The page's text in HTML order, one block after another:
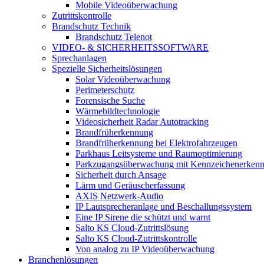
Mobile Videoüberwachung
Zutrittskontrolle
Brandschutz Technik
Brandschutz Telenot
VIDEO- & SICHERHEITSSOFTWARE
Sprechanlagen
Spezielle Sicherheitslösungen
Solar Videoüberwachung
Perimeterschutz
Forensische Suche
Wärmebildtechnologie
Videosicherheit Radar Autotracking​
Brandfrüherkennung
Brandfrüherkennung bei Elektrofahrzeugen
Parkhaus Leitsysteme und Raumoptimierung
Parkzugangsüberwachung mit
Sicherheit durch Ansage
Lärm und Geräuscherfassung
AXIS Netzwerk-Audio
IP Lautsprecheranlage und Beschallungssystem
Eine IP Sirene die schützt und warnt
Salto KS Cloud-Zutrittslösung
Salto KS Cloud-Zutrittskontrolle
Von analog zu IP Videoüberwachung
Branchenlösungen